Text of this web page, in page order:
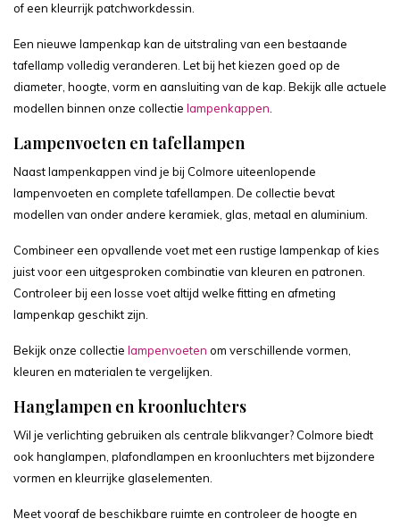
of een kleurrijk patchworkdessin.
Een nieuwe lampenkap kan de uitstraling van een bestaande
tafellamp volledig veranderen. Let bij het kiezen goed op de
diameter, hoogte, vorm en aansluiting van de kap. Bekijk alle actuele
modellen binnen onze collectie lampenkappen
Lampenvoeten en tafellampen
Naast lampenkappen vind je bij Colmore uiteenlopende
lampenvoeten en complete tafellampen. De collectie bevat
modellen van onder andere keramiek, glas, metaal en aluminium.
Combineer een opvallende voet met een rustige lampenkap of kies
juist voor een uitgesproken combinatie van kleuren en patronen.
Controleer bij een losse voet altijd welke fitting en afmeting
lampenkap geschikt zijn.
Bekijk onze collectie lampenvoeten om verschillende vormen,
kleuren en materialen te vergelijken.
Hanglampen en kroonluchters
Wil je verlichting gebruiken als centrale blikvanger? Colmore biedt
ook hanglampen, plafondlampen en kroonluchters met bijzondere
vormen en kleurrijke glaselementen.
Meet vooraf de beschikbare ruimte en controleer de hoogte en